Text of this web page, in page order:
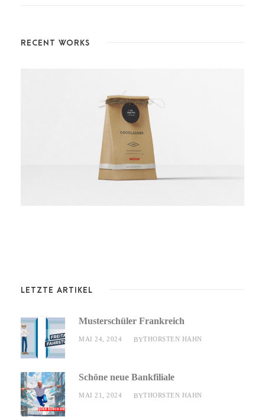
RECENT WORKS
Bakery Packaging
Black Molded Shell Chair
White Bottle Design
LETZTE ARTIKEL
Musterschüler Frankreich
MAI 24, 2024 BYTHORSTEN HAHN
Schöne neue Bankfiliale
MAI 21, 2024 BYTHORSTEN HAHN